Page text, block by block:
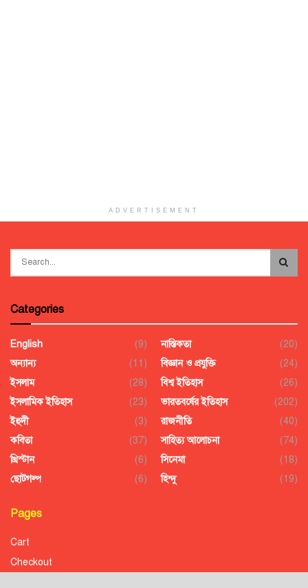
ADVERTISEMENT
Categories
English
(9)
অন্যান্য
(11)
ইসলাম
(28)
ইসলামিক ইতিহাস
(23)
ইহুদী
(3)
কবিতা
(37)
খ্রিস্টান
(6)
ছোটগল্প
(6)
নাস্তিকতা
(20)
বিজ্ঞান ও প্রযুক্তি
(24)
বিশ্ব ইতিহাস
(26)
ভারতবর্ষের ইতিহাস
(202)
রাজনীতি
(40)
সাহিত্য আলোচনা
(74)
সিনেমা
(18)
হিন্দু
(19)
Pages
Cart
Checkout